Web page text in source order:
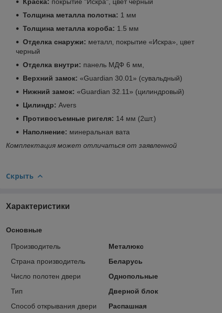
Толщина металла полотна: 1 мм
Толщина металла короба: 1.5 мм
Отделка снаружи: металл, покрытие «Искра», цвет
черный
Отделка внутри: панель МДФ 6 мм,
Верхний замок: «Guardian 30.01» (сувальдный)
Нижний замок: «Guardian 32.11» (цилиндровый)
Цилиндр: Avers
Противосъемные ригеля: 14 мм (2шт.)
Наполнение: минеральная вата
Комплектация может отличаться от заявленной
Скрыть
Характеристики
Основные
Производитель
Металюкс
Страна производитель
Беларусь
Число полотен двери
Однопольные
Тип
Дверной блок
Способ открывания двери
Распашная